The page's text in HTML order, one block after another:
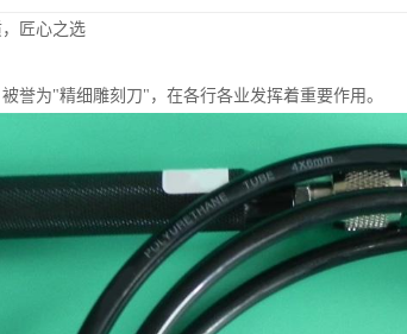
匠心之选
誉为"精细雕刻刀"，在各行各业发挥着重要作用。